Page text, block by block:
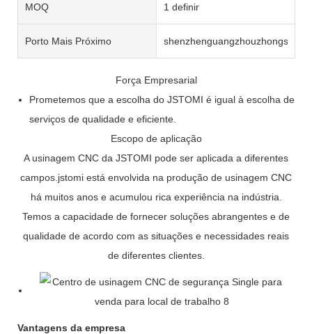
MOQ 1 definir
Porto Mais Próximo shenzhenguangzhouzhongshan
Força Empresarial
Prometemos que a escolha do JSTOMI é igual à escolha de
serviços de qualidade e eficiente.
Escopo de aplicação
A usinagem CNC da JSTOMI pode ser aplicada a diferentes
campos.jstomi está envolvida na produção de usinagem CNC
há muitos anos e acumulou rica experiência na indústria.
Temos a capacidade de fornecer soluções abrangentes e de
qualidade de acordo com as situações e necessidades reais
de diferentes clientes.
Vantagens da empresa